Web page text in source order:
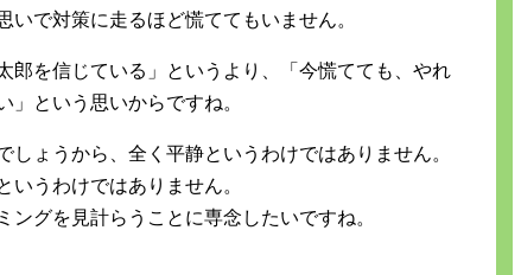
で対策に走るほど慌ててもいません。
郎を信じている」というより、「今慌てても、やれ
」という思いからですね。
ょうから、全く平静というわけではありません。
いうわけではありません。
グを見計らうことに専念したいですね。